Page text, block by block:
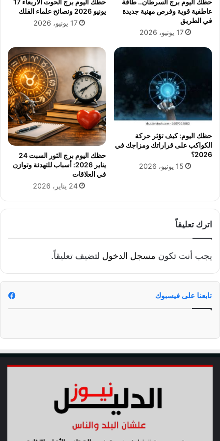
ا
م
ا
م
ن
ل
س
ي
س
ا
ل
ة
حظك اليوم برج السرطان.. طاقة
عاطفية قوية وفرص مهنية جديدة
في الطريق
17 يونيو، 2026
حظك اليوم برج الحوت الأربعاء 17
يونيو 2026 ونصائح علماء الفلك
17 يونيو، 2026
حظك اليوم: كيف تؤثر حركة
الكواكب على قراراتك ومزاجك في
2026؟
15 يونيو، 2026
حظك اليوم برج الثور السبت 24
يناير 2026: أسباب للتهدئة وتوازن
في العلاقات
24 يناير، 2026
اترك تعليقاً
يجب أنت تكون مسجل الدخول لتضيف تعليقاً.
تابعنا على فيسبوك